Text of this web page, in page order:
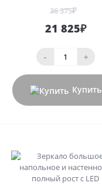
36 375₽
21 825₽
- +
Купить